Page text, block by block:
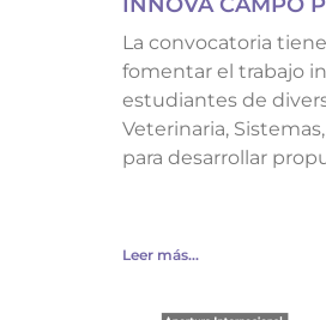
La convocatoria
fomentar el trabajo
estudiantes de
Veterinaria,
para desarrollar
Leer más...